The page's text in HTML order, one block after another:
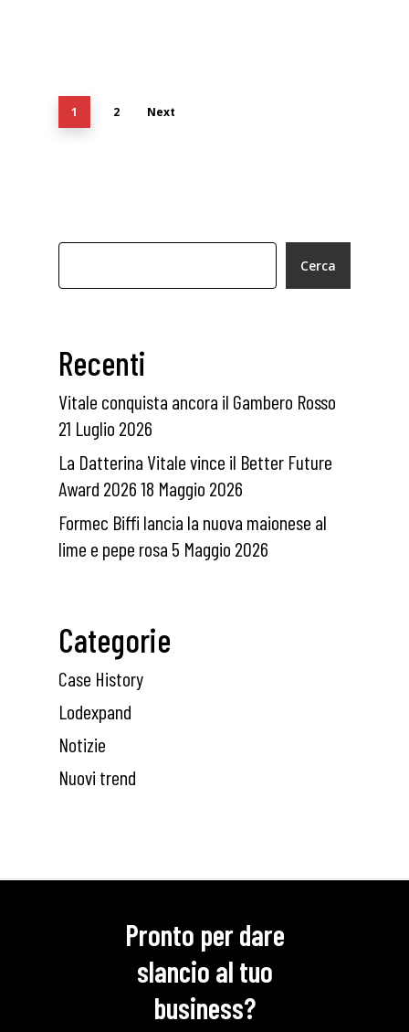
1 2 Next
Cerca
Recenti
Vitale conquista ancora il Gambero Rosso
21 Luglio 2026
La Datterina Vitale vince il Better Future
Award 202618 Maggio 2026
Formec Biffi lancia la nuova maionese al
lime e pepe rosa 5 Maggio 2026
Categorie
Case History
Lodexpand
Notizie
Nuovi trend
Pronto per dare
slancio al tuo
business?